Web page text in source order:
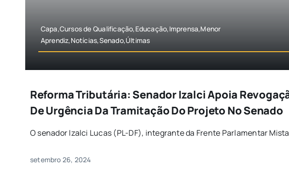
Capa,Cursos de Qualificação,Educação,Imprensa,Menor
Aprendiz,Notícias,Senado,Últimas
Reforma Tributária: Senador Izalci Apoia
De Urgência Da Tramitação Do Projeto No Senado
O senador Izalci Lucas (PL-DF), integrante da Frente Parlamentar
setembro 26, 2024